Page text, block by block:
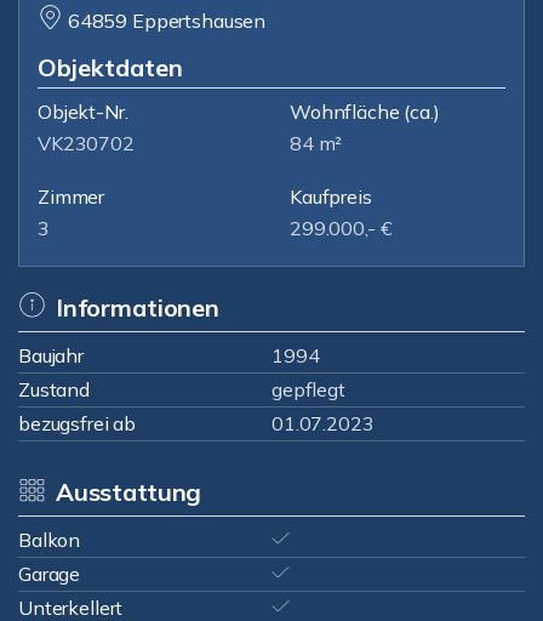
64859 Eppertshausen
Objektdaten
Objekt-Nr.
VK230702
Wohnfläche (ca.)
84 m²
Zimmer
3
Kaufpreis
299.000,- €
Informationen
Baujahr
1994
Zustand
gepflegt
bezugsfrei ab
01.07.2023
Ausstattung
Balkon
Garage
Unterkellert